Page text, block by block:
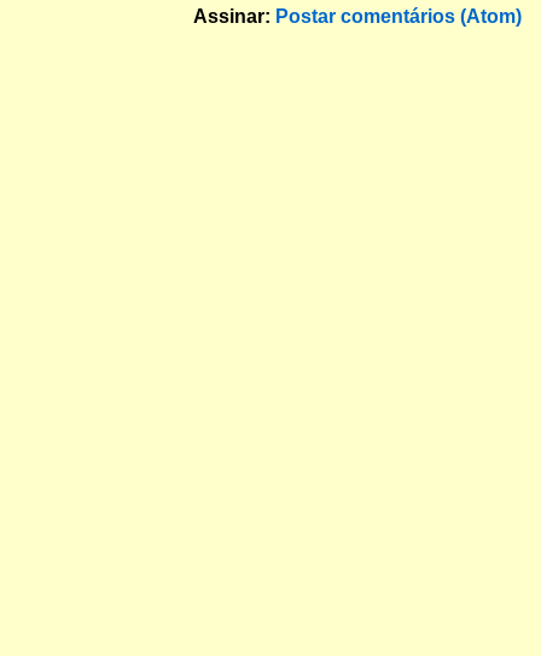
Assinar: Postar comentários (Atom)